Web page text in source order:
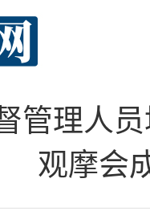
管理人
观摩会